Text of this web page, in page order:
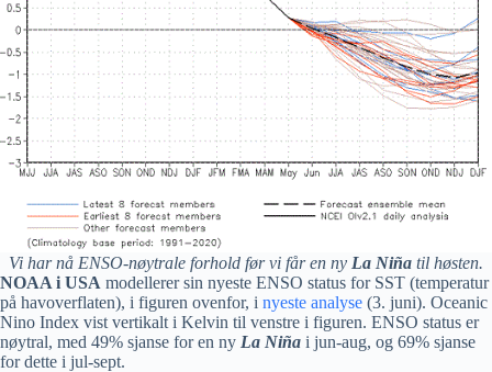
Vi har nå ENSO-nøytrale forhold før vi får en ny La Niña til høsten.
NOAA i USA modellerer sin nyeste ENSO status for SST (temperatur
på havoverflaten), i figuren ovenfor, i nyeste analyse (3. juni). Oceanic
Nino Index vist vertikalt i Kelvin til venstre i figuren. ENSO status er
nøytral, med 49% sjanse for en ny La Niña i jun-aug, og 69% sjanse
for dette i jul-sept.